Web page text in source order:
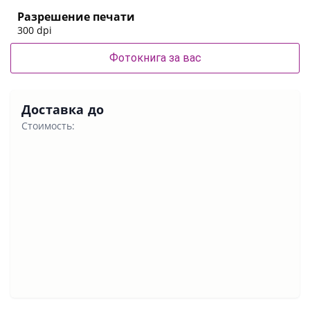
Разрешение печати
300 dpi
Фотокнига за вас
Доставка до
Стоимость: